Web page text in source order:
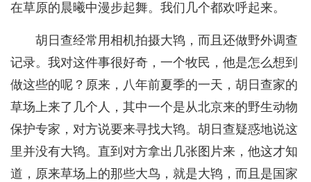
在草原的晨曦中漫步起舞。我们几个都欢呼起来。
胡日查经常用相机拍摄大鸨，而且还做野外调查
记录。我对这件事很好奇，一个牧民，他是怎么想到
做这些的呢？原来，八年前夏季的一天，胡日查家的
草场上来了几个人，其中一个是从北京来的野生动物
保护专家，对方说要来寻找大鸨。胡日查疑惑地说这
里并没有大鸨。直到对方拿出几张图片来，他这才知
道，原来草场上的那些大鸟，就是大鸨，而且是国家